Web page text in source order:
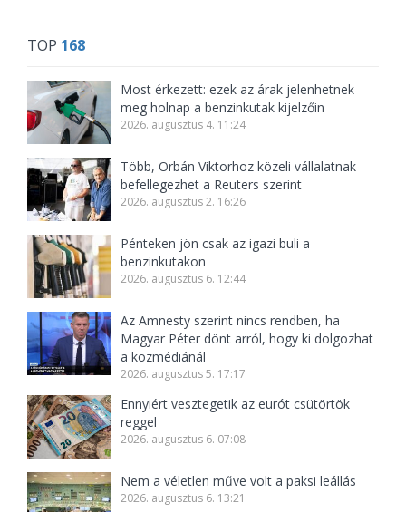
TOP 168
Most érkezett: ezek az árak jelenhetnek
meg holnap a benzinkutak kijelzőin
2026. augusztus 4. 11:24
Több, Orbán Viktorhoz közeli vállalatnak
befellegezhet a Reuters szerint
2026. augusztus 2. 16:26
Pénteken jön csak az igazi buli a
benzinkutakon
2026. augusztus 6. 12:44
Az Amnesty szerint nincs rendben, ha
Magyar Péter dönt arról, hogy ki dolgozhat
a közmédiánál
2026. augusztus 5. 17:17
Ennyiért vesztegetik az eurót csütörtök
reggel
2026. augusztus 6. 07:08
Nem a véletlen műve volt a paksi leállás
2026. augusztus 6. 13:21